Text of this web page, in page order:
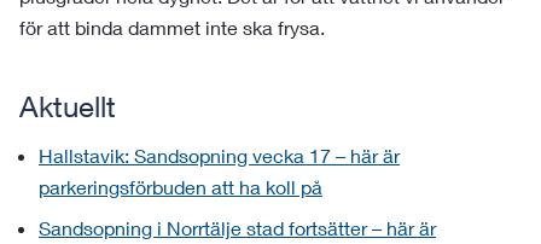
för att binda dammet inte ska frysa.
Aktuellt
Hallstavik: Sandsopning vecka 17 – här är
parkeringsförbuden att ha koll på
Sandsopning i Norrtälje stad fortsätter – här är